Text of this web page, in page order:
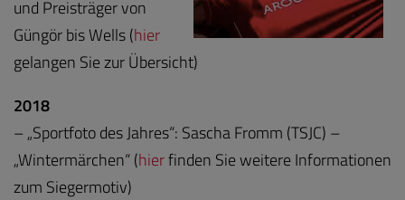
und Preisträger von
Güngör bis Wells (hier
gelangen Sie zur Übersicht)
2018
– „Sportfoto des Jahres“: Sascha Fromm (TSJC) –
„Wintermärchen“ (hierfinden Sie weitere Informationen
zum Siegermotiv)